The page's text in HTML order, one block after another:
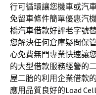
行可循環讓您機車或汽
免留車條件簡單優惠汽
橋汽車借款好評老字號
您解決任何倉庫疑問保
心免費無門專業快速讓
的大型借款服務經營的
屋二胎的利用企業借款
應用品質良好的Load Cell